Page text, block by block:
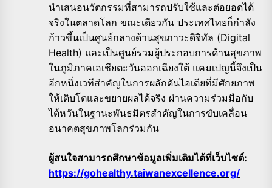
นำเสนอนวัตกรรมที่สามารถปรับใช้และต่อยอดได้
จริงในตลาดโลก ขณะเดียวกัน ประเทศไทยก็กำลัง
ก้าวขึ้นเป็นศูนย์กลางด้านสุขภาวะดิจิทัล (Digital
Health) และเป็นศูนย์รวมผู้ประกอบการด้านสุขภาพ
ในภูมิภาคเอเชียตะวันออกเฉียงใต้ แคมเปญนี้จึงเป็น
อีกหนึ่งเวทีสำคัญในการผลักดันไอเดียที่มีศักยภาพ
ให้เติบโตและขยายผลได้จริง ผ่านความร่วมมือกับ
ไต้หวันในฐานะพันธมิตรสำคัญในการขับเคลื่อน
อนาคตสุขภาพโลกร่วมกัน
ผู้สนใจสามารถศึกษาข้อมูลเพิ่มเติมได้ที่เว็บไซต์:
https://gohealthy.taiwanexcellence.org/